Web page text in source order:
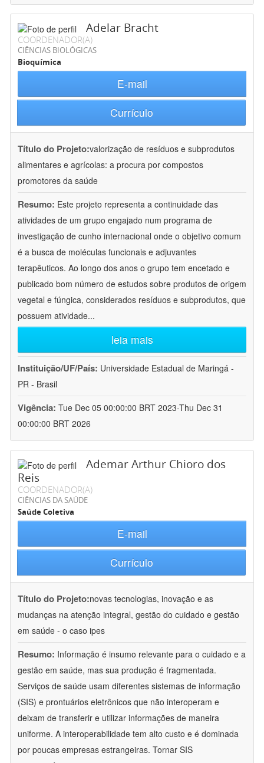
Adelar Bracht
COORDENADOR(A)
CIÊNCIAS BIOLÓGICAS
Bioquímica
E-mail
Currículo
Título do Projeto:valorização de resíduos e subprodutos
alimentares e agrícolas: a procura por compostos
promotores da saúde
Resumo: Este projeto representa a continuidade das
atividades de um grupo engajado num programa de
investigação de cunho internacional onde o objetivo comum
é a busca de moléculas funcionais e adjuvantes
terapêuticos. Ao longo dos anos o grupo tem encetado e
publicado bom número de estudos sobre produtos de origem
vegetal e fúngica, considerados resíduos e subprodutos, que
possuem atividade...
leia mais
Instituição/UF/País: Universidade Estadual de Maringá -
PR - Brasil
Vigência: Tue Dec 05 00:00:00 BRT 2023-Thu Dec 31
00:00:00 BRT 2026
Ademar Arthur Chioro dos
Reis
COORDENADOR(A)
CIÊNCIAS DA SAÚDE
Saúde Coletiva
E-mail
Currículo
Título do Projeto:novas tecnologias, inovação e as
mudanças na atenção integral, gestão do cuidado e gestão
em saúde - o caso ipes
Resumo: Informação é insumo relevante para o cuidado e a
gestão em saúde, mas sua produção é fragmentada.
Serviços de saúde usam diferentes sistemas de informação
(SIS) e prontuários eletrônicos que não interoperam e
deixam de transferir e utilizar informações de maneira
uniforme. A interoperabilidade tem alto custo e é dominada
por poucas empresas estrangeiras. Tornar SIS